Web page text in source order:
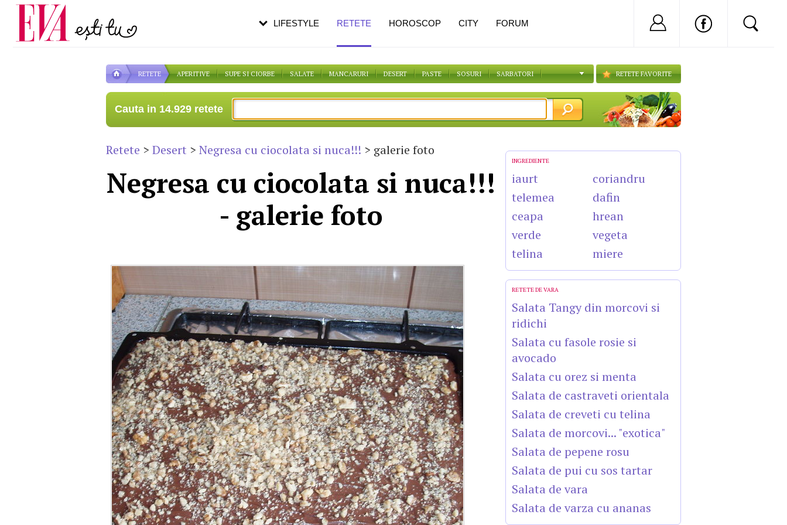
RETETE APERITIVE SUPE SI CIORBE SALATE MANCARURI DESERT PASTE SOSURI SARBATORI RETETE FAVORITE
Cauta in 14.929 retete
Retete > Desert > Negresa cu ciocolata si nuca!!! > galerie foto
Negresa cu ciocolata si nuca!!!
- galerie foto
INGREDIENTE
iaurt
telemea
ceapa
verde
telina
coriandru
dafin
hrean
vegeta
miere
RETETE DE VARA
Salata Tangy din morcovi si
ridichi
Salata cu fasole rosie si
avocado
Salata cu orez si menta
Salata de castraveti orientala
Salata de creveti cu telina
Salata de morcovi... "exotica"
Salata de pepene rosu
Salata de pui cu sos tartar
Salata de vara
Salata de varza cu ananas
LIFESTYLE RETETE HOROSCOP CITY FORUM Nu ai cont?
Carieră
Actualitate